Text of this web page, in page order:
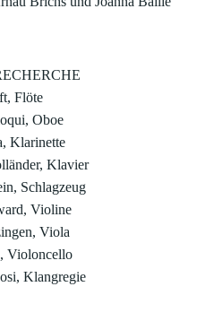
Flöte
Oboe
Klarinette
Klavier
Schlagzeug
Violine
Viola
Violoncello
Klangregie